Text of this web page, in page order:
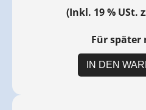
(Inkl. 19 % USt.
Für später
IN DEN